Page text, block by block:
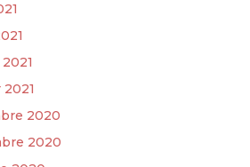
2020
2020